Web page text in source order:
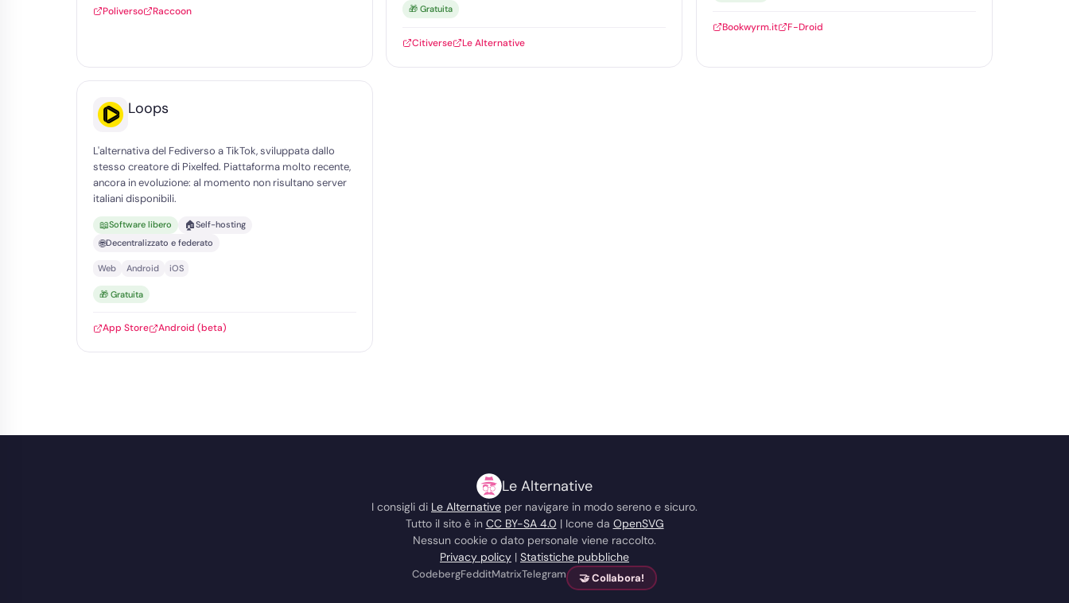
Poliverso Raccoon 🎁 Gratuita
Citiverse Le Alternative
Bookwyrm.it F-Droid
Loops
L'alternativa del Fediverso a TikTok, sviluppata dallo
stesso creatore di Pixelfed. Piattaforma molto recente,
ancora in evoluzione: al momento non risultano server
italiani disponibili.
📖Software libero 🏠Self-hosting
🌐Decentralizzato e federato
Web Android iOS
🎁 Gratuita
App Store Android (beta)
Le Alternative
I consigli di Le Alternative per navigare in modo sereno e sicuro.
Tutto il sito è in CC BY-SA 4.0 | Icone da OpenSVG
Nessun cookie o dato personale viene raccolto.
Privacy policy | Statistiche pubbliche
CodebergFedditMatrixTelegram 🤝 Collabora!